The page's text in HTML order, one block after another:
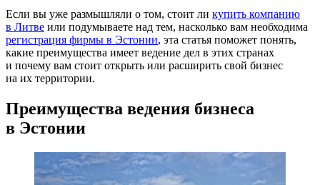
Если вы уже размышляли о том, стоит ли купить компанию
в Литве или подумываете над тем, насколько вам необходима
регистрация фирмы в Эстонии, эта статья поможет понять,
какие преимущества имеет ведение дел в этих странах
и почему вам стоит открыть или расширить свой бизнес
на их территории.
Преимущества ведения бизнеса
в Эстонии